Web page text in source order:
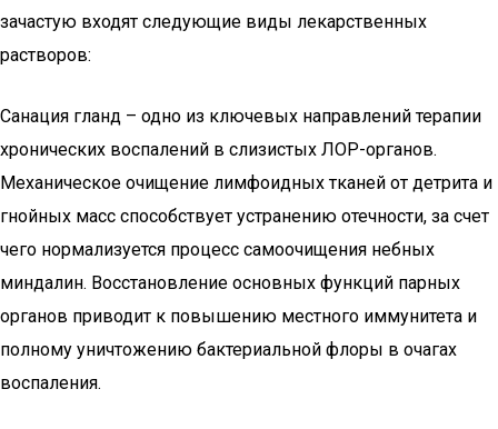
зачастую входят следующие виды лекарственных
растворов:
Санация гланд – одно из ключевых направлений терапии
хронических воспалений в слизистых ЛОР-органов.
Механическое очищение лимфоидных тканей от детрита и
гнойных масс способствует устранению отечности, за счет
чего нормализуется процесс самоочищения небных
миндалин. Восстановление основных функций парных
органов приводит к повышению местного иммунитета и
полному уничтожению бактериальной флоры в очагах
воспаления.